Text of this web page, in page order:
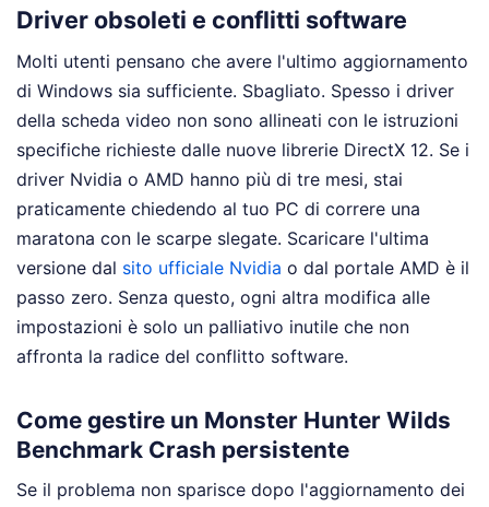
Driver obsoleti e conflitti software
Molti utenti pensano che avere l'ultimo aggiornamento
di Windows sia sufficiente. Sbagliato. Spesso i driver
della scheda video non sono allineati con le istruzioni
specifiche richieste dalle nuove librerie DirectX 12. Se i
driver Nvidia o AMD hanno più di tre mesi, stai
praticamente chiedendo al tuo PC di correre una
maratona con le scarpe slegate. Scaricare l'ultima
versione dal sito ufficiale Nvidia o dal portale AMD è il
passo zero. Senza questo, ogni altra modifica alle
impostazioni è solo un palliativo inutile che non
affronta la radice del conflitto software.
Come gestire un Monster Hunter Wilds
Benchmark Crash persistente
Se il problema non sparisce dopo l'aggiornamento dei